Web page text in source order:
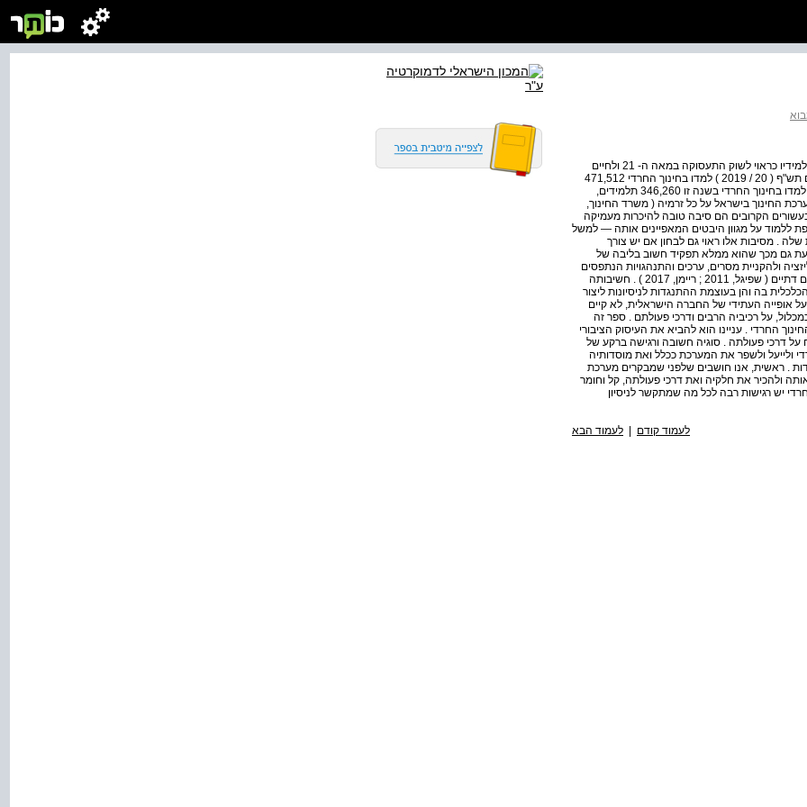
אחד מחמישה תלמידים 14 במוסד חינוכי שאינו מכשיר את תלמידיו כראוי לשוק התעסוקה במאה ה- 21 ולחיים
בחברה דמוקרטית . נתונים רשמיים מראים כי בשנת הלימודים תש"ף ( 20 / 2019 ) למדו בחינוך החרדי 471,512
תלמידים ב- 6,908 מוסדות חינוך . בגילי היסודי והתיכון בלבד למדו בחינוך החרדי בשנה זו 346,260 תלמידים,
החינוך העברי בישראל ו- % 19 מכלל מערכת החינוך בישראל על כל זרמיה ( משרד החינוך,
בעשורים הקרובים הם סיבה טובה להיכרות מעמיקה
ללמוד על מגוון היבטים המאפיינים אותה — למשל
. מסיבות אלו ראוי גם לבחון אם יש צורך
גם מכך שהוא ממלא תפקיד חשוב בליבה של
ולהקניית מסרים, ערכים והתנהגויות הנתפסים
כרצויים וחיוביים בחברה החרדית, והיא בעצמה מממשת ערכים דתיים ( שפיגל, 2011 ; ריימן, 2017 ) . חשיבותה
בה והן בעוצמת ההתנגדות לניסיונות ליצור
אופייה העתידי של החברה הישראלית, לא קיים
על רכיביה הרבים ודרכי פעולתם . ספר זה
החרדי . עניינו הוא להביא את העיסוק הציבורי
דרכי פעולתה . סוגיה חשובה ורגישה ברקע של
ולייעל ולשפר את המערכת ככלל ואת מוסדותיה
. ראשית, אנו חושבים שלפני שמבקרים מערכת
ולהכיר את חלקיה ואת דרכי פעולתה, קל וחומר
יש רגישות רבה לכל מה שמתקשר לניסיון
לעמוד קודם | לעמוד הבא